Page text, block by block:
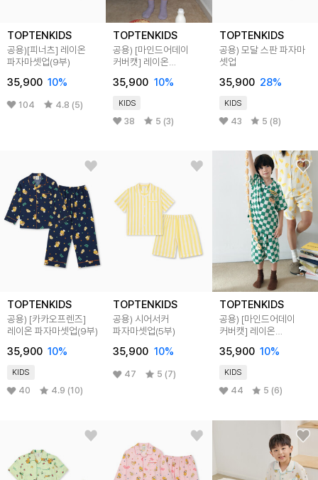
TOPTENKIDS
공용)[피너츠] 레이온
파자마셋업(9부)
35,900 10%
104 4.8 (5)
TOPTENKIDS
공용) [마인드어데이
커버캣] 레이온
35,900 10%
KIDS
38 5 (3)
TOPTENKIDS
공용) 모달 스판 파자마
셋업
35,900 28%
KIDS
43 5 (8)
TOPTENKIDS
공용) [카카오프렌즈]
레이온 파자마셋업(9부)
35,900 10%
KIDS
40 4.9 (10)
TOPTENKIDS
공용) 시어서커
파자마셋업(5부)
35,900 10%
47 5 (7)
TOPTENKIDS
공용) [마인드어데이
커버캣] 레이온
35,900 10%
KIDS
44 5 (6)